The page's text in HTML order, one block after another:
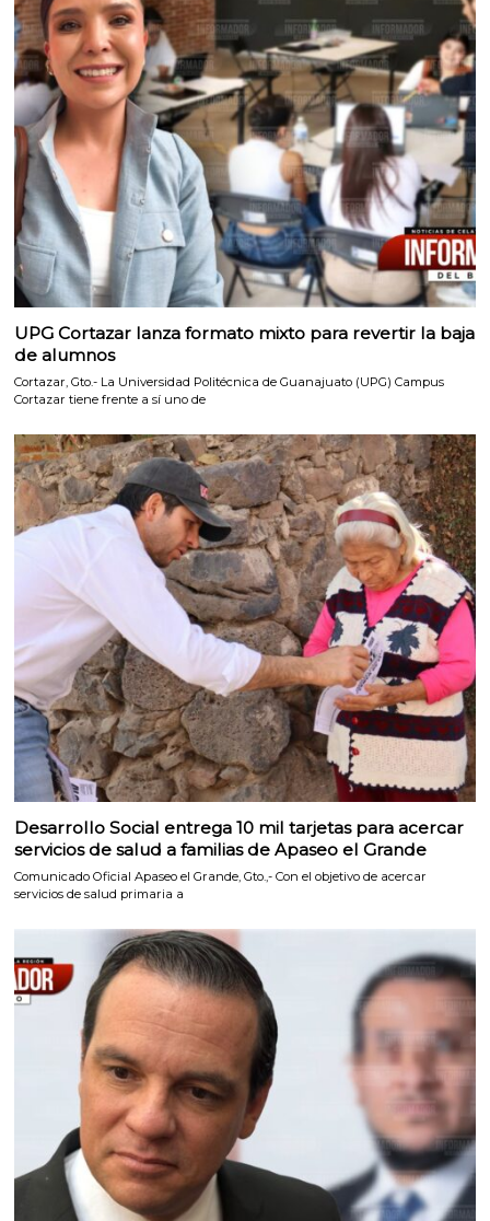
UPG Cortazar lanza formato mixto para revertir la baja
de alumnos
Cortazar, Gto.- La Universidad Politécnica de Guanajuato (UPG) Campus
Cortazar tiene frente a sí uno de
Desarrollo Social entrega 10 mil tarjetas para acercar
servicios de salud a familias de Apaseo el Grande
Comunicado Oficial Apaseo el Grande, Gto.,- Con el objetivo de acercar
servicios de salud primaria a